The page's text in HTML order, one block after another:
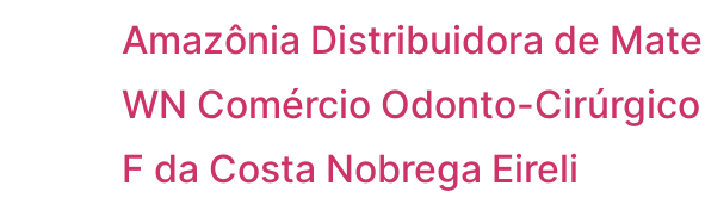
Amazônia Distribuidora de
WN Comércio Odonto-Cirúrgico
F da Costa Nobrega Eireli